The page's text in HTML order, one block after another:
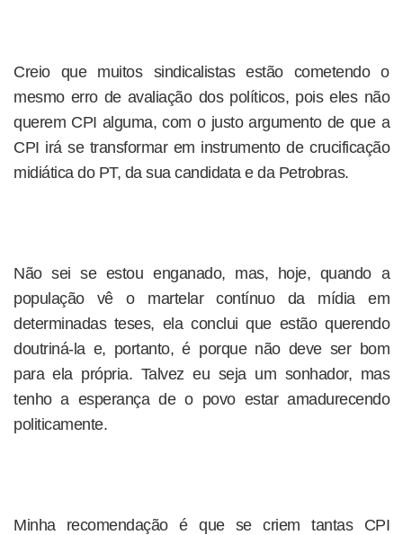
Creio que muitos sindicalistas estão cometendo o
mesmo erro de avaliação dos políticos, pois eles não
querem CPI alguma, com o justo argumento de que a
CPI irá se transformar em instrumento de crucificação
midiática do PT, da sua candidata e da Petrobras.
Não sei se estou enganado, mas, hoje, quando a
população vê o martelar contínuo da mídia em
determinadas teses, ela conclui que estão querendo
doutriná-la e, portanto, é porque não deve ser bom
para ela própria. Talvez eu seja um sonhador, mas
tenho a esperança de o povo estar amadurecendo
politicamente.
Minha recomendação é que se criem tantas CPI